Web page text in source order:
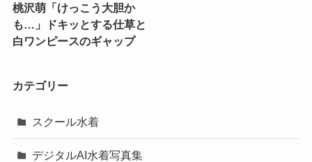
桃沢萌「けっこう大胆か
も…」ドキッとする仕草と
白ワンピースのギャップ
カテゴリー
スクール水着
デジタルAI水着写真集